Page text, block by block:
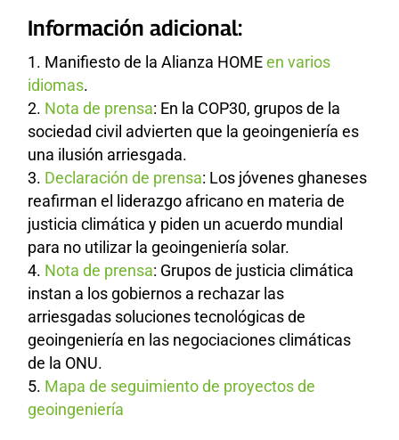
Información adicional:
Manifiesto de la Alianza HOMEen varios
idiomas.
Nota de prensa: En la COP30, grupos de la
sociedad civil advierten que la geoingeniería es
una ilusión arriesgada.
Declaración de prensa: Los jóvenes ghaneses
reafirman el liderazgo africano en materia de
justicia climática y piden un acuerdo mundial
para no utilizar la geoingeniería solar.
Nota de prensa: Grupos de justicia climática
instan a los gobiernos a rechazar las
arriesgadas soluciones tecnológicas de
geoingeniería en las negociaciones climáticas
de la ONU.
Mapa de seguimiento de proyectos de
geoingeniería